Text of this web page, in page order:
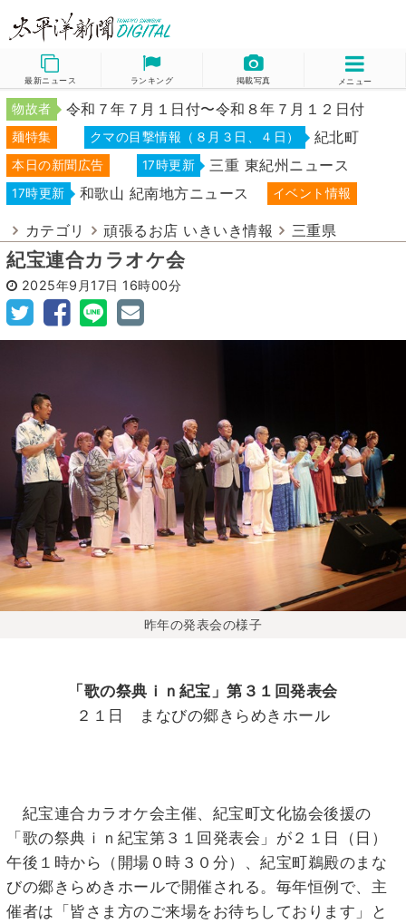
最新ニュース ランキング 掲載写真 メニュー
物故者 令和７年７月１日付〜令和８年７月１２日付
麺特集 クマの目撃情報（８月３日、４日） 紀北町
本日の新聞広告 17時更新 三重 東紀州ニュース
17時更新 和歌山 紀南地方ニュース イベント情報
カテゴリ 頑張るお店 いきいき情報 三重県
紀宝連合カラオケ会
2025年9月17日 16時00分
昨年の発表会の様子
「歌の祭典ｉｎ紀宝」第３１回発表会
２１日 まなびの郷きらめきホール
紀宝連合カラオケ会主催、紀宝町文化協会後援の
「歌の祭典ｉｎ紀宝第３１回発表会」が２１日（日）
午後１時から（開場０時３０分）、紀宝町鵜殿のまな
びの郷きらめきホールで開催される。毎年恒例で、主
催者は「皆さま方のご来場をお待ちしております」と